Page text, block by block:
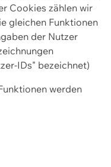
Cookies zählen wir
gleichen Funktionen
der Nutzer
IDs" bezeichnet)
werden